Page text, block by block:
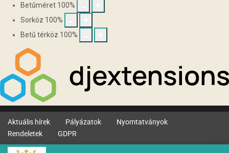
Betűméret 100%
Sorköz 100%
Betű térköz 100%
Aktuális hírek Pályázatok
Nyomtatványok
Rendeletek
GDPR